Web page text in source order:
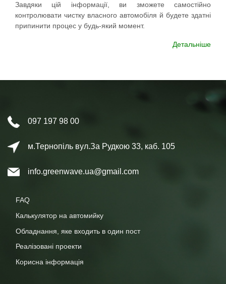
Завдяки цій інформації, ви зможете самостійно
контролювати чистку власного автомобіля й будете здатні
припинити процес у будь-який момент.
Детальніше
097 197 98 00
м.Тернопіль вул.За Рудкою 33, каб. 105
info.greenwave.ua@gmail.com
FAQ
Калькулятор на автомийку
Обладнання, яке входить в один пост
Реалізовані проекти
Корисна інформація